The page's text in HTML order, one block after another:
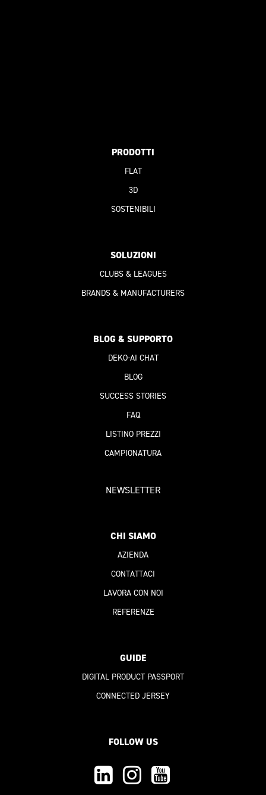
PRODOTTI
FLAT
3D
SOSTENIBILI
SOLUZIONI
CLUBS & LEAGUES
BRANDS & MANUFACTURERS
BLOG & SUPPORTO
DEKO-AI CHAT
BLOG
SUCCESS STORIES
FAQ
LISTINO PREZZI
CAMPIONATURA
NEWSLETTER
CHI SIAMO
AZIENDA
CONTATTACI
LAVORA CON NOI
REFERENZE
GUIDE
DIGITAL PRODUCT PASSPORT
CONNECTED JERSEY
FOLLOW US